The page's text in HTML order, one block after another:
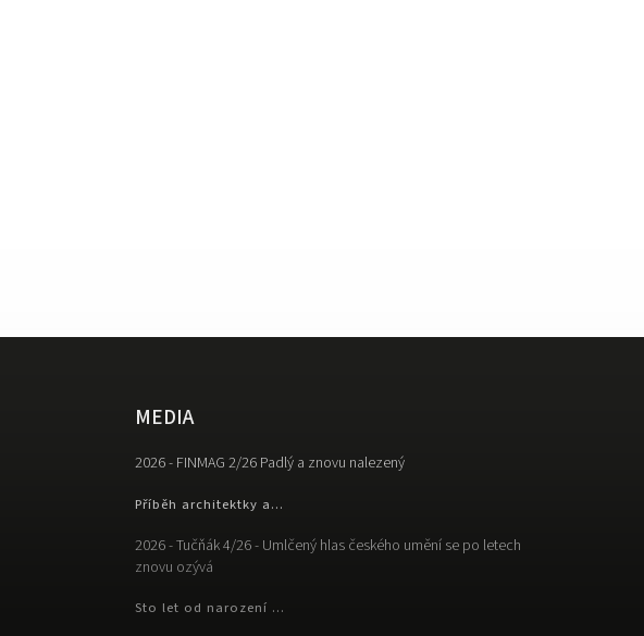
MEDIA
2026 - FINMAG 2/26 Padlý a znovu nalezený
Příběh architektky a...
2026 - Tučňák 4/26 - Umlčený hlas českého umění se po letech
znovu ozývá
Sto let od narození ...